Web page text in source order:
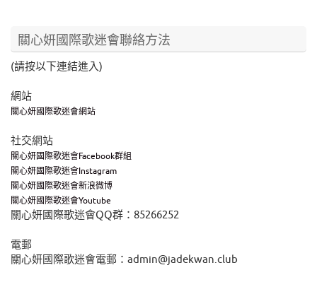
關心妍國際歌迷會聯絡方法
(請按以下連結進入)
網站
關心妍國際歌迷會網站
社交網站
關心妍國際歌迷會Facebook群組
關心妍國際歌迷會Instagram
關心妍國際歌迷會新浪微博
關心妍國際歌迷會Youtube
關心妍國際歌迷會QQ群：85266252
電郵
關心妍國際歌迷會電郵：admin@jadekwan.club